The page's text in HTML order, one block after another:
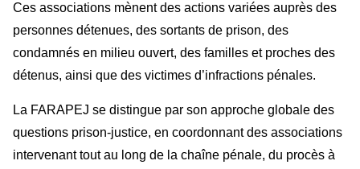
Ces associations mènent des actions variées auprès des
personnes détenues, des sortants de prison, des
condamnés en milieu ouvert, des familles et proches des
détenus, ainsi que des victimes d’infractions pénales.
La FARAPEJ se distingue par son approche globale des
questions prison-justice, en coordonnant des associations
intervenant tout au long de la chaîne pénale, du procès à